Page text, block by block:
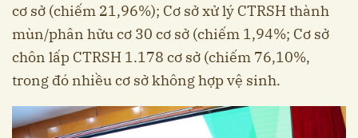
cơ sở (chiếm 21,96%); Cơ sở xử lý CTRSH thành
mùn/phân hữu cơ 30 cơ sở (chiếm 1,94%; Cơ sở
chôn lấp CTRSH 1.178 cơ sở (chiếm 76,10%,
trong đó nhiều cơ sở không hợp vệ sinh.